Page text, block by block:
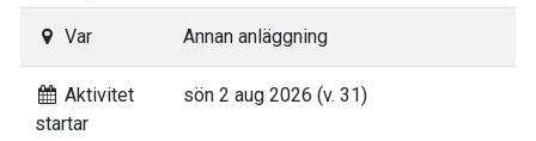
Var Annan anläggning
Aktivitet
startar
sön 2 aug 2026 (v. 31)